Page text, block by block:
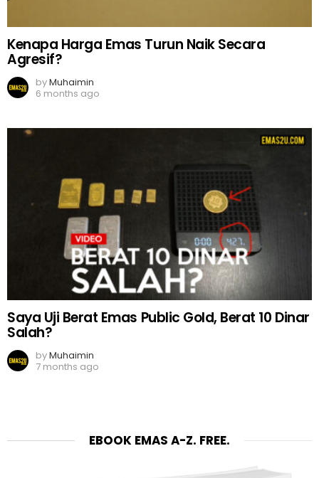
Kenapa Harga Emas Turun Naik Secara
Agresif?
byMuhaimin
6 months ago
Saya Uji Berat Emas Public Gold, Berat 10 Dinar
Salah?
byMuhaimin
7 months ago
EBOOK EMAS A-Z. FREE.